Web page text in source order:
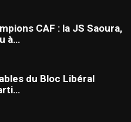
CAF : la JS Saoura,
à…
du Bloc Libéral